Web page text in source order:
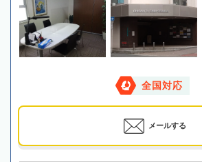
全国対応
メールする